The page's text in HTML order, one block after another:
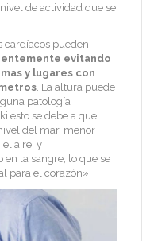
de actividad que se
cardíacos pueden
evitando
y lugares con
. La altura puede
patología
esto se debe a que
del mar, menor
aire, y
la sangre, lo que se
para el corazón».